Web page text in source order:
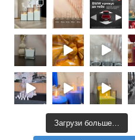
Загрузи больше…